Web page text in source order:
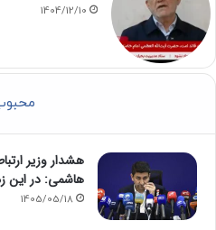
1404/12/10
هشدار وزیر
هاشمی: در این
1405/05/18